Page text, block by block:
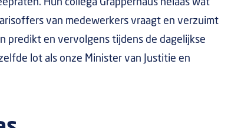
Hun collega Grapperhaus helaas wat
van medewerkers vraagt en verzuimt
predikt en vervolgens tijdens de dagelijkse
lot als onze Minister van Justitie en